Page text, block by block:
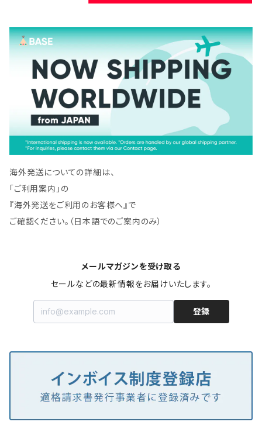
海外発送についての詳細は、
「ご利用案内」の
『海外発送をご利用のお客様へ』で
ご確認ください。（日本語でのご案内のみ）
メールマガジンを受け取る
セールなどの最新情報をお届けいたします。
登録